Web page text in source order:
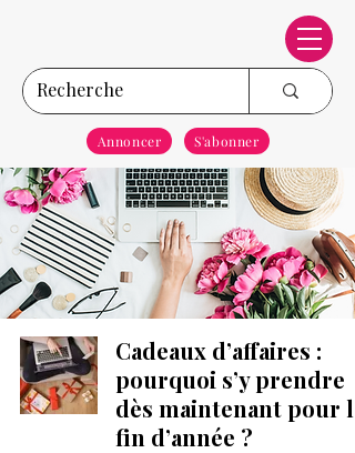
S'abonner
Annoncer
Cadeaux d’affaires :
pourquoi s’y prendre
dès maintenant pour la
fin d’année ?